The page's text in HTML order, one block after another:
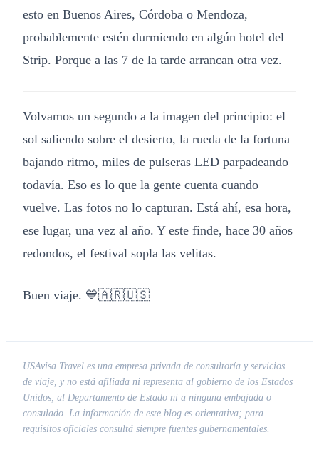
esto en Buenos Aires, Córdoba o Mendoza,
probablemente estén durmiendo en algún hotel del
Strip. Porque a las 7 de la tarde arrancan otra vez.
Volvamos un segundo a la imagen del principio: el
sol saliendo sobre el desierto, la rueda de la fortuna
bajando ritmo, miles de pulseras LED parpadeando
todavía. Eso es lo que la gente cuenta cuando
vuelve. Las fotos no lo capturan. Está ahí, esa hora,
ese lugar, una vez al año. Y este finde, hace 30 años
redondos, el festival sopla las velitas.
Buen viaje. 💙🇦🇷🇺🇸
USAvisa Travel es una empresa privada de consultoría y servicios
de viaje, y no está afiliada ni representa al gobierno de los Estados
Unidos, al Departamento de Estado ni a ninguna embajada o
consulado. La información de este blog es orientativa; para
requisitos oficiales consultá siempre fuentes gubernamentales.